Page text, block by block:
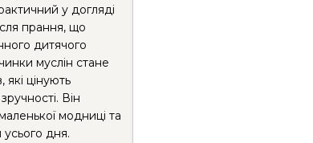
у догляді
прання, що
дитячого
муслін стане
цінують
Він
модниці та
дня.